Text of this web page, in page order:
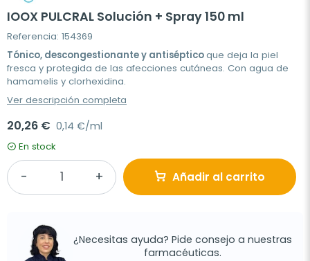
IOOX PULCRAL Solución + Spray 150 ml
Referencia: 154369
Tónico, descongestionante y antisépticoque deja la piel
fresca y protegida de las afecciones cutáneas. Con agua de
hamamelis y clorhexidina.
Ver descripción completa
20,26 € 0,14 €/ml
En stock
Añadir al carrito
¿Necesitas ayuda? Pide consejo a nuestras
farmacéuticas.